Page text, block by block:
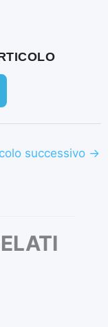
successivo →